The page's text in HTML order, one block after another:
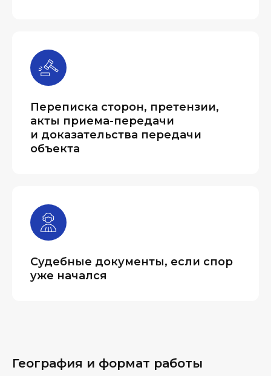
Переписка сторон, претензии,
акты приема-передачи
и доказательства передачи
объекта
Судебные документы, если спор
уже начался
География и формат работы